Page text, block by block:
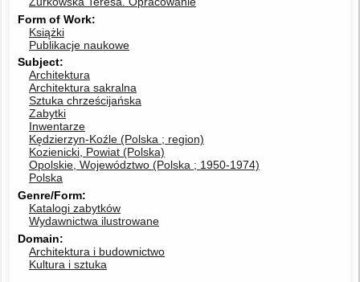
Form of Work
Książki
Publikacje naukowe
Subject
Architektura
Architektura sakralna
Sztuka chrześcijańska
Zabytki
Inwentarze
Kędzierzyn-Koźle (Polska ; region)
Kozienicki, Powiat (Polska)
Opolskie, Województwo (Polska ; 1950-1974)
Polska
Genre/Form
Katalogi zabytków
Wydawnictwa ilustrowane
Domain
Architektura i budownictwo
Kultura i sztuka